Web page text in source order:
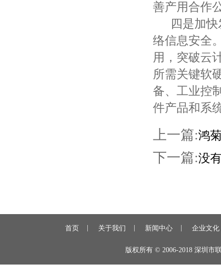
善产用合作
四是加快
络信息安全
用，突破云
所需关键软
备、工业控
件产品和系
上一篇:鸿
下一篇:没
首页 关于我们 新闻中心 企业文化
版权所有 © 2006-2018 深圳市